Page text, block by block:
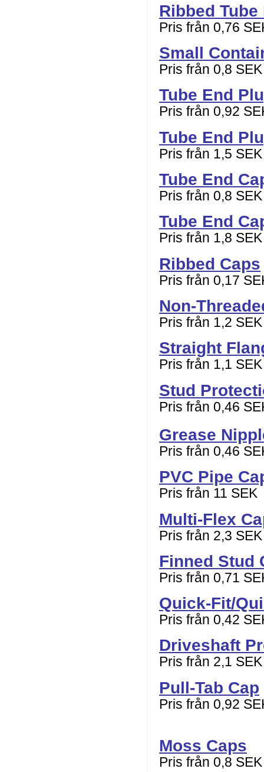
Ribbed
Pris från 0,76
Small
Pris från 0,8 SEK
Tube End
Pris från 0,92
Tube End
Pris från 1,5 SEK
Tube End
Pris från 0,8 SEK
Tube End
Pris från 1,8 SEK
Ribbed Caps
Pris från 0,17
Non-
Pris från 1,2 SEK
Straight
Pris från 1,1 SEK
Stud
Pris från 0,46
Grease
Pris från 0,46
PVC Pipe
Pris från 11 SEK
Multi-Flex
Pris från 2,3 SEK
Finned Stud
Pris från 0,71
Quick-Fit/
Pris från 0,42
Driveshaft
Pris från 2,1 SEK
Pull-Tab Cap
Pris från 0,92
Moss Caps
Pris från 0,8 SEK